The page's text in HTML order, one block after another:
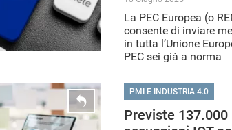
La PEC Europea (o
consente di inviare
in tutta l’Unione
PEC sei già a norma
PMI E INDUSTRIA 4.0
Previste 137.000